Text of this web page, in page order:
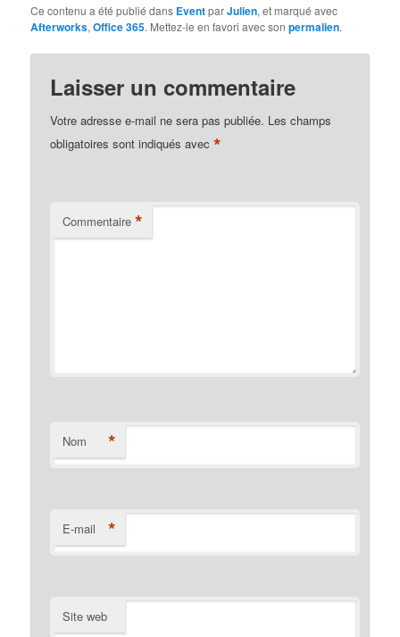
Ce contenu a été publié dans EventparJulien, et marqué avec
Afterworks,Office 365. Mettez-le en favori avec sonpermalien.
Laisser un commentaire
Votre adresse e-mail ne sera pas publiée. Les champs
obligatoires sont indiqués avec*
Commentaire *
Nom *
E-mail *
Site web